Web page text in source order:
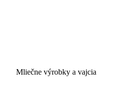
Mliečne výrobky a vajcia